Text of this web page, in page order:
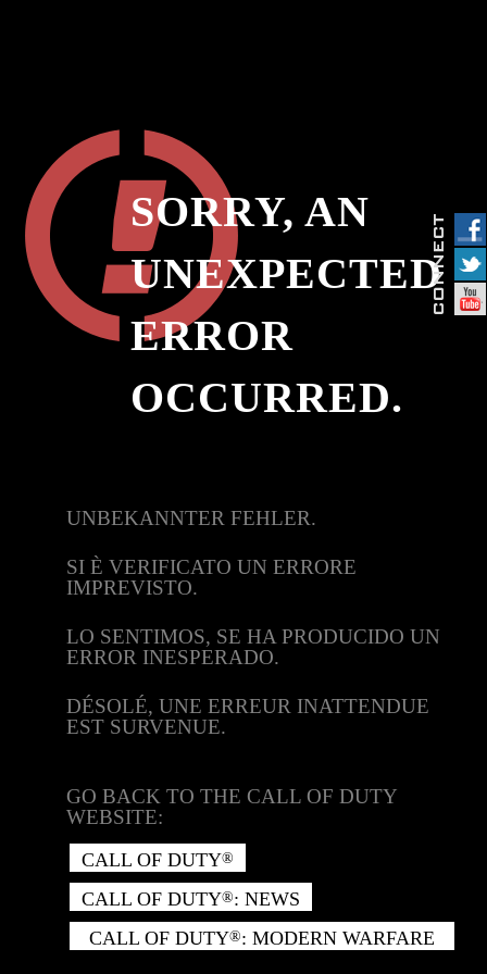
SORRY, AN
UNEXPECTED
ERROR
OCCURRED.
UNBEKANNTER FEHLER.
SI È VERIFICATO UN ERRORE
IMPREVISTO.
LO SENTIMOS, SE HA PRODUCIDO UN
ERROR INESPERADO.
DÉSOLÉ, UNE ERREUR INATTENDUE
EST SURVENUE.
GO BACK TO THE CALL OF DUTY
WEBSITE:
CALL OF DUTY®
CALL OF DUTY®: NEWS
CALL OF DUTY®: MODERN WARFARE